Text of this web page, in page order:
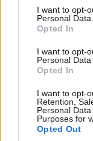
consent section.
I want to opt-
Personal Data.
Opted In
I want to opt-
Personal Data
Opted In
I want to opt-
Retention,
Personal
Purposes for
Opted Out